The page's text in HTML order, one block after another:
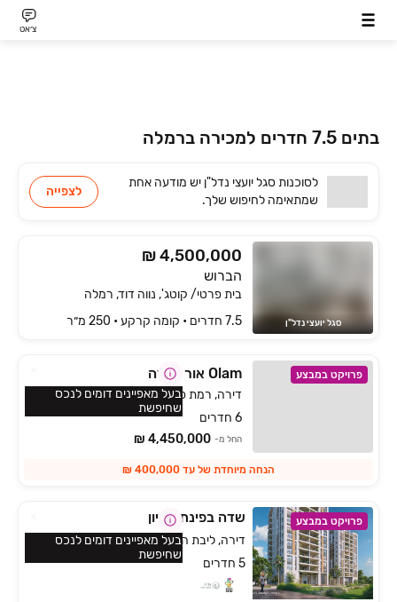
צ׳אט
בתים 7.5 חדרים למכירה ברמלה
לסוכנותסגל יועצי נדל"ן יש מודעה אחת
שמתאימה לחיפוש שלך.
לצפייה
סגל יועצי נדל"ן
₪ 4,500,000
הברוש
בית פרטי/ קוטג', נווה דוד, רמלה
7.5 חדרים • קומה ‎קרקע‏ • 250 מ״ר
פרויקט במבצע Olam אור יהודה
דירה, רמת פנקס, אור יהודה
6 חדרים
החל מ- 4,450,000 ₪
הנחה מיוחדת של עד 400,000 ₪
בעל מאפיינים דומים לנכס
שחיפשת
פרויקט במבצע שדה בפינת סביון
דירה, ליבת העיר, יהוד מונוסון
5 חדרים
בעל מאפיינים דומים לנכס
שחיפשת